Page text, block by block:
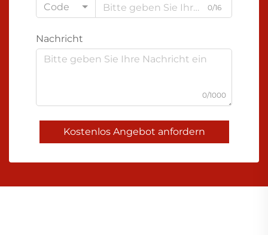
Code
0/16
Nachricht
0/1000
Kostenlos Angebot anfordern